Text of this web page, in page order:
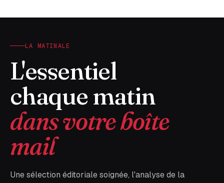
LA MATINALE
L'essentiel
chaque matin
dans votre boîte
mail
Une sélection éditoriale soignée, l'analyse de la